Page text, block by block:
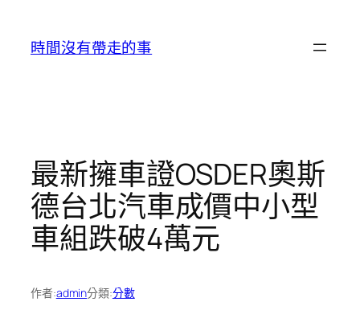
時間沒有帶走的事
最新擁車證OSDER奧斯
德台北汽車成價中小型
車組跌破4萬元
作者:admin分類:分數